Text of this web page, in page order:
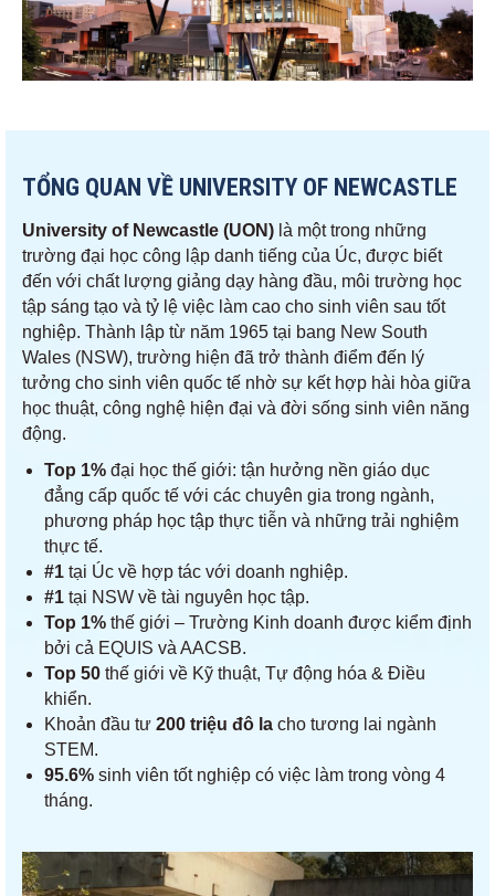
TỔNG QUAN VỀ UNIVERSITY OF NEWCASTLE
University of Newcastle (UON) là một trong những
trường đại học công lập danh tiếng của Úc, được biết
đến với chất lượng giảng dạy hàng đầu, môi trường học
tập sáng tạo và tỷ lệ việc làm cao cho sinh viên sau tốt
nghiệp. Thành lập từ năm 1965 tại bang New South
Wales (NSW), trường hiện đã trở thành điểm đến lý
tưởng cho sinh viên quốc tế nhờ sự kết hợp hài hòa giữa
học thuật, công nghệ hiện đại và đời sống sinh viên năng
động.
Top 1% đại học thế giới: tận hưởng nền giáo dục
đẳng cấp quốc tế với các chuyên gia trong ngành,
phương pháp học tập thực tiễn và những trải nghiệm
thực tế.
#1 tại Úc về hợp tác với doanh nghiệp.
#1 tại NSW về tài nguyên học tập.
Top 1% thế giới – Trường Kinh doanh được kiểm định
bởi cả EQUIS và AACSB.
Top 50 thế giới về Kỹ thuật, Tự động hóa & Điều
khiển.
Khoản đầu tư 200 triệu đô la cho tương lai ngành
STEM.
95.6% sinh viên tốt nghiệp có việc làm trong vòng 4
tháng.